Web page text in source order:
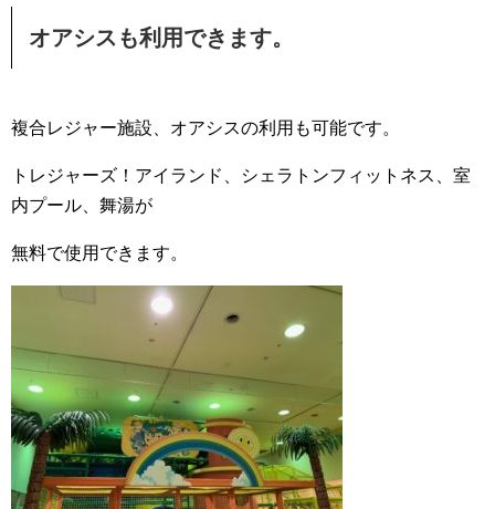
オアシスも利用できます。
複合レジャー施設、オアシスの利用も可能です。
トレジャーズ！アイランド、シェラトンフィットネス、室
内プール、舞湯が
無料で使用できます。